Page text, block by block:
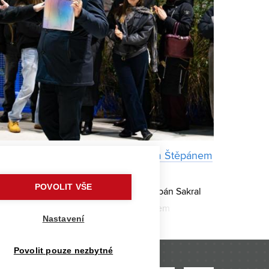
si vedle staví kapličku. S Markem Štěpánem
VUTIUM Marek Jan Štěpán Sakral
Markem Štěpánem, tvůrcem
pojednává. Publikace byla veřejnosti
POVOLIT VŠE
Nastavení
Povolit pouze nezbytné